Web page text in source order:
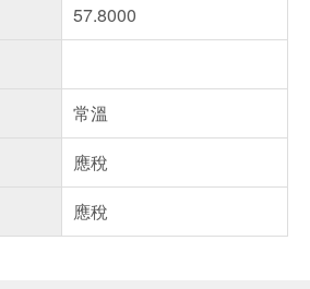
57.8000
常溫
應稅
應稅